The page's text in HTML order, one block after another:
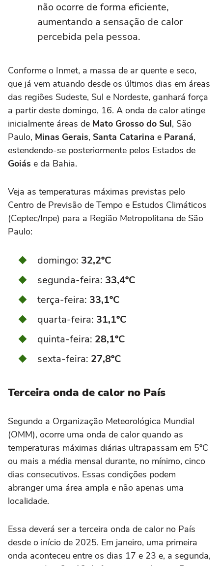
não ocorre de forma eficiente,
aumentando a sensação de calor
percebida pela pessoa.
Conforme o Inmet, a massa de ar quente e seco,
que já vem atuando desde os últimos dias em áreas
das regiões Sudeste, Sul e Nordeste, ganhará força
a partir deste domingo, 16. A onda de calor atinge
inicialmente áreas de Mato Grosso do Sul, São
Paulo, Minas Gerais, Santa Catarina e Paraná,
estendendo-se posteriormente pelos Estados de
Goiás e da Bahia.
Veja as temperaturas máximas previstas pelo
Centro de Previsão de Tempo e Estudos Climáticos
(Ceptec/Inpe) para a Região Metropolitana de São
Paulo:
domingo: 32,2ºC
segunda-feira: 33,4ºC
terça-feira: 33,1ºC
quarta-feira: 31,1ºC
quinta-feira: 28,1ºC
sexta-feira: 27,8ºC
Terceira onda de calor no País
Segundo a Organização Meteorológica Mundial
(OMM), ocorre uma onda de calor quando as
temperaturas máximas diárias ultrapassam em 5ºC
ou mais a média mensal durante, no mínimo, cinco
dias consecutivos. Essas condições podem
abranger uma área ampla e não apenas uma
localidade.
Essa deverá ser a terceira onda de calor no País
desde o início de 2025. Em janeiro, uma primeira
onda aconteceu entre os dias 17 e 23 e, a segunda,